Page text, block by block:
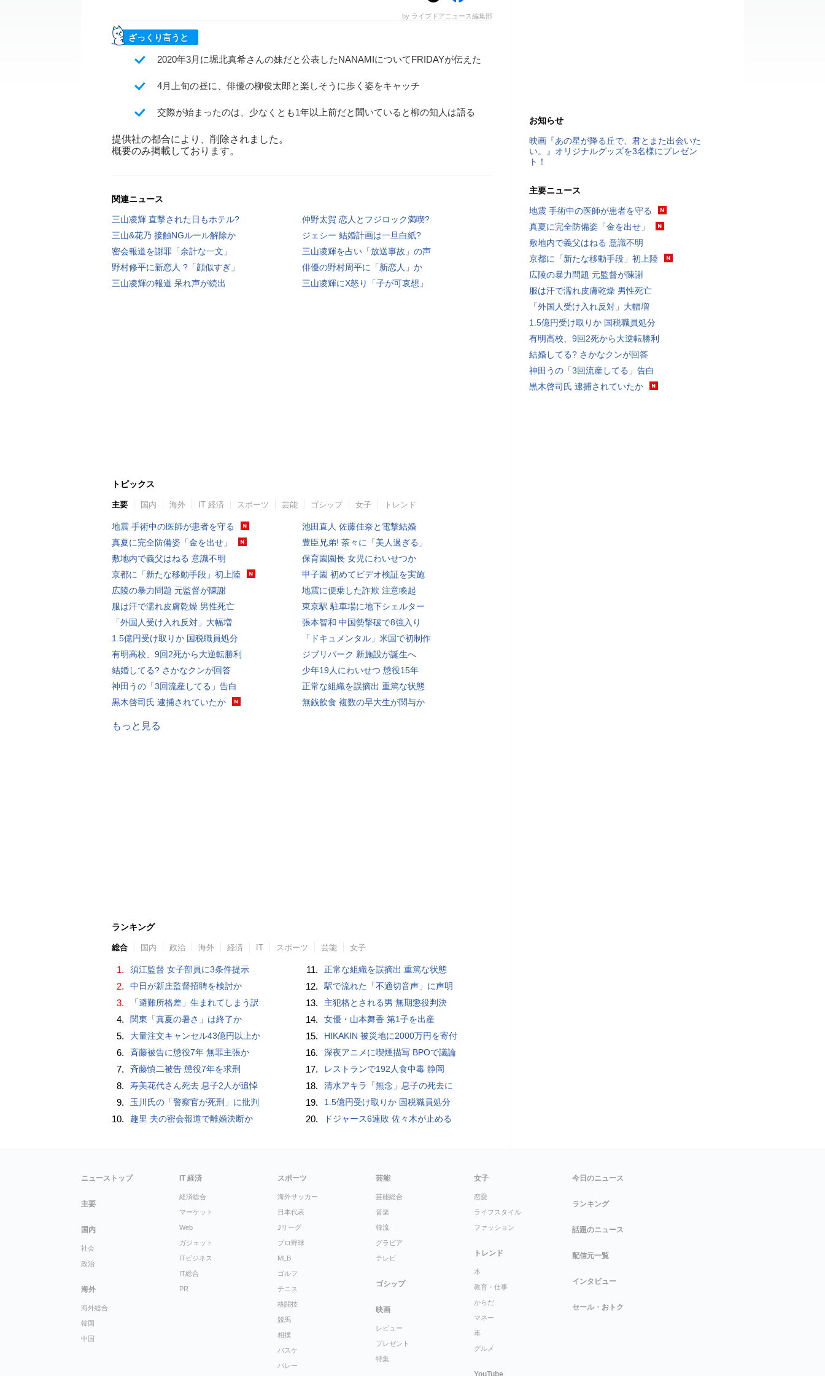
by ライブドアニュース編集部
ざっくり言うと
2020年3月に堀北真希さんの妹だと公表したNANAMIについてFRIDAYが伝えた
4月上旬の昼に、俳優の柳俊太郎と楽しそうに歩く姿をキャッチ
交際が始まったのは、少なくとも1年以上前だと聞いていると柳の知人は語る
提供社の都合により、削除されました。
概要のみ掲載しております。
関連ニュース
三山凌輝 直撃された日もホテル?
仲野太賀 恋人とフジロック満喫?
三山&花乃 接触NGルール解除か
ジェシー 結婚計画は一旦白紙?
密会報道を謝罪「余計な一文」
三山凌輝を占い「放送事故」の声
野村修平に新恋人 ?「顔似すぎ」
俳優の野村周平に「新恋人」か
三山凌輝の報道 呆れ声が続出
三山凌輝にX怒り「子が可哀想」
トピックス
主要 国内 海外 IT 経済 スポーツ 芸能 ゴシップ 女子 トレンド
地震 手術中の医師が患者を守る
真夏に完全防備姿「金を出せ」
敷地内で義父はねる 意識不明
京都に「新たな移動手段」初上陸
広陵の暴力問題 元監督が陳謝
服は汗で濡れ皮膚乾燥 男性死亡
「外国人受け入れ反対」大幅増
1.5億円受け取りか 国税職員処分
有明高校、9回2死から大逆転勝利
結婚してる? さかなクンが回答
神田うの「3回流産してる」告白
黒木啓司氏 逮捕されていたか
池田直人 佐藤佳奈と電撃結婚
豊臣兄弟! 茶々に「美人過ぎる」
保育園園長 女児にわいせつか
甲子園 初めてビデオ検証を実施
地震に便乗した詐欺 注意喚起
東京駅 駐車場に地下シェルター
張本智和 中国勢撃破で8強入り
「ドキュメンタル」米国で初制作
ジブリパーク 新施設が誕生へ
少年19人にわいせつ 懲役15年
正常な組織を誤摘出 重篤な状態
無銭飲食 複数の早大生が関与か
もっと見る
ランキング
総合 国内 政治 海外 経済 IT スポーツ 芸能 女子
1. 須江監督 女子部員に3条件提示
2. 中日が新庄監督招聘を検討か
3. 「避難所格差」生まれてしまう訳
4. 関東「真夏の暑さ」は終了か
5. 大量注文キャンセル43億円以上か
6. 斉藤被告に懲役7年 無罪主張か
7. 斉藤慎二被告 懲役7年を求刑
8. 寿美花代さん死去 息子2人が追悼
9. 玉川氏の「警察官が死刑」に批判
10. 趣里 夫の密会報道で離婚決断か
11. 正常な組織を誤摘出 重篤な状態
12. 駅で流れた「不適切音声」に声明
13. 主犯格とされる男 無期懲役判決
14. 女優・山本舞香 第1子を出産
15. HIKAKIN 被災地に2000万円を寄付
16. 深夜アニメに喫煙描写 BPOで議論
17. レストランで192人食中毒 静岡
18. 清水アキラ「無念」息子の死去に
19. 1.5億円受け取りか 国税職員処分
20. ドジャース6連敗 佐々木が止める
お知らせ
映画『あの星が降る丘で、君とまた出会いた
い。』オリジナルグッズを3名様にプレゼン
ト！
主要ニュース
地震 手術中の医師が患者を守る
真夏に完全防備姿「金を出せ」
敷地内で義父はねる 意識不明
京都に「新たな移動手段」初上陸
広陵の暴力問題 元監督が陳謝
服は汗で濡れ皮膚乾燥 男性死亡
「外国人受け入れ反対」大幅増
1.5億円受け取りか 国税職員処分
有明高校、9回2死から大逆転勝利
結婚してる? さかなクンが回答
神田うの「3回流産してる」告白
黒木啓司氏 逮捕されていたか
ニューストップ
主要
国内
社会
政治
海外
海外総合
韓国
中国
IT 経済
経済総合
マーケット
Web
ガジェット
ITビジネス
IT総合
PR
スポーツ
海外サッカー
日本代表
Jリーグ
プロ野球
MLB
ゴルフ
テニス
格闘技
競馬
相撲
バスケ
バレー
芸能
芸能総合
音楽
韓流
グラビア
テレビ
ゴシップ
映画
レビュー
プレゼント
特集
女子
恋愛
ライフスタイル
ファッション
トレンド
本
教育・仕事
からだ
マネー
車
グルメ
YouTube
今日のニュース
ランキング
話題のニュース
配信元一覧
インタビュー
セール・おトク